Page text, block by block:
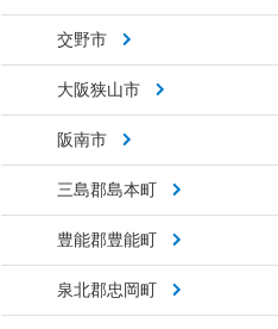
交野市
大阪狭山市
阪南市
三島郡島本町
豊能郡豊能町
泉北郡忠岡町